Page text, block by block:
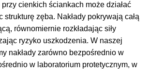
cienkich ściankach może działać
strukturę zęba. Nakłady pokrywają całą
równomiernie rozkładając siły
ryzyko uszkodzenia. W naszej
nakłady zarówno bezpośrednio w
w laboratorium protetycznym, w